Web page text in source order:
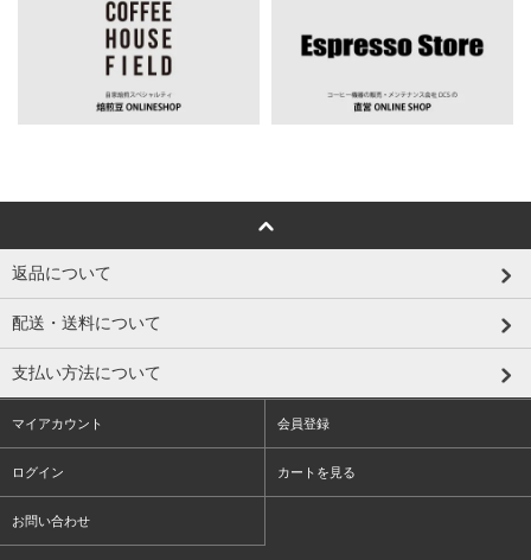
返品について
配送・送料について
支払い方法について
マイアカウント 会員登録
ログイン カートを見る
お問い合わせ